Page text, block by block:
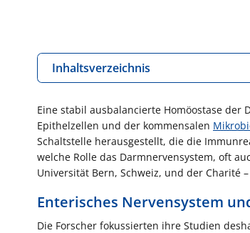
Inhaltsverzeichnis
Eine stabil ausbalancierte Homöostase
Epithelzellen und der kommensalen
Schaltstelle herausgestellt, die die
welche Rolle das Darmnervensystem, oft
Universität Bern, Schweiz, und der Charité
Enterisches Nervensystem
Die Forscher fokussierten ihre Studien